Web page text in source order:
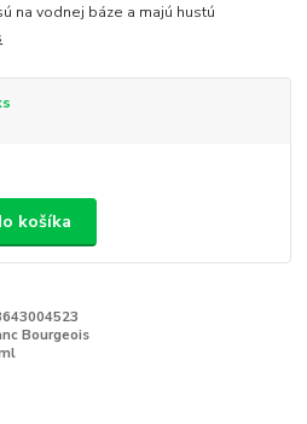
na vodnej báze a majú hustú
košíka
Bourgeois